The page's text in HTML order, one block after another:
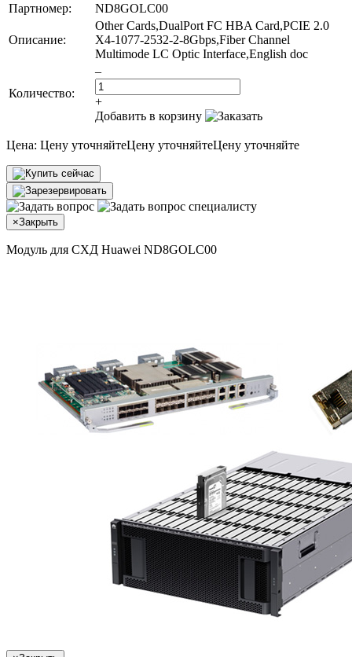
Партномер:
ND8GOLC00
Описание:
Other Cards,DualPort FC HBA Card,PCIE 2.0
X4-1077-2532-2-8Gbps,Fiber Channel
Multimode LC Optic Interface,English doc
Количество:
–
+
Добавить в корзину
Цена: Цену уточняйтеЦену уточняйтеЦену уточняйте
×Закрыть
Модуль для СХД Huawei ND8GOLC00